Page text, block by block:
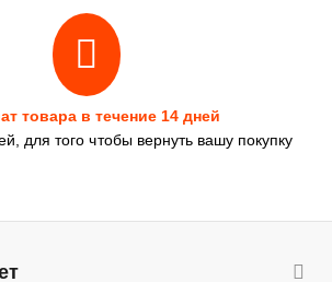
товара в течение 14 дней
для того чтобы вернуть вашу покупку